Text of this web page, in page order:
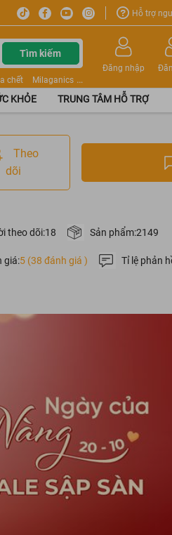
Hỗ trợ
Tìm kiếm
chết
Milaganics
Tinh chất
Đăng nhập
KHỎE TRUNG TÂM HỖ TRỢ
Theo
dõi
theo dõi:18 Sản phẩm:2149
giá:5 (38 đánh giá ) Tỉ lệ phản